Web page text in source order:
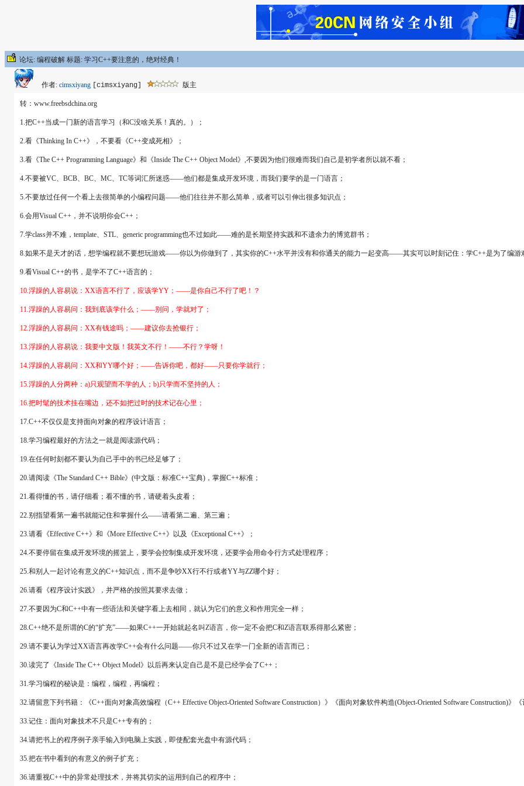
论坛: 编程破解 标题: 学习C++要注意的，绝对经典！
作者: cimsxiyang [cimsxiyang] 版主
转：www.freebsdchina.org
1.把C++当成一门新的语言学习（和C没啥关系！真的。）；
2.看《Thinking In C++》，不要看《C++变成死相》；
3.看《The C++ Programming Language》和《Inside The C++ Object Model》,不要因为他们很难而我们自己是初学者所以就不看；
4.不要被VC、BCB、BC、MC、TC等词汇所迷惑――他们都是集成开发环境，而我们要学的是一门语言；
5.不要放过任何一个看上去很简单的小编程问题――他们往往并不那么简单，或者可以引伸出很多知识点；
6.会用Visual C++，并不说明你会C++；
7.学class并不难，template、STL、generic programming也不过如此――难的是长期坚持实践和不遗余力的博览群书；
8.如果不是天才的话，想学编程就不要想玩游戏――你以为你做到了，其实你的C++水平并没有和你通关的能力一起变高――其实可以时刻记住：学C++是为了编游
9.看Visual C++的书，是学不了C++语言的；
10.浮躁的人容易说：XX语言不行了，应该学YY；――是你自己不行了吧！？
11.浮躁的人容易问：我到底该学什么；――别问，学就对了；
12.浮躁的人容易问：XX有钱途吗；――建议你去抢银行；
13.浮躁的人容易说：我要中文版！我英文不行！――不行？学呀！
14.浮躁的人容易问：XX和YY哪个好；――告诉你吧，都好――只要你学就行；
15.浮躁的人分两种：a)只观望而不学的人；b)只学而不坚持的人；
16.把时髦的技术挂在嘴边，还不如把过时的技术记在心里；
17.C++不仅仅是支持面向对象的程序设计语言；
18.学习编程最好的方法之一就是阅读源代码；
19.在任何时刻都不要认为自己手中的书已经足够了；
20.请阅读《The Standard C++ Bible》(中文版：标准C++宝典)，掌握C++标准；
21.看得懂的书，请仔细看；看不懂的书，请硬着头皮看；
22.别指望看第一遍书就能记住和掌握什么――请看第二遍、第三遍；
23.请看《Effective C++》和《More Effective C++》以及《Exceptional C++》；
24.不要停留在集成开发环境的摇篮上，要学会控制集成开发环境，还要学会用命令行方式处理程序；
25.和别人一起讨论有意义的C++知识点，而不是争吵XX行不行或者YY与ZZ哪个好；
26.请看《程序设计实践》，并严格的按照其要求去做；
27.不要因为C和C++中有一些语法和关键字看上去相同，就认为它们的意义和作用完全一样；
28.C++绝不是所谓的C的“扩充”――如果C++一开始就起名叫Z语言，你一定不会把C和Z语言联系得那么紧密；
29.请不要认为学过XX语言再改学C++会有什么问题――你只不过又在学一门全新的语言而已；
30.读完了《Inside The C++ Object Model》以后再来认定自己是不是已经学会了C++；
31.学习编程的秘诀是：编程，编程，再编程；
32.请留意下列书籍：《C++面向对象高效编程（C++ Effective Object-Oriented Software Construction）》《面向对象软件构造(Object-Oriented Software Construction)》
33.记住：面向对象技术不只是C++专有的；
34.请把书上的程序例子亲手输入到电脑上实践，即使配套光盘中有源代码；
35.把在书中看到的有意义的例子扩充；
36.请重视C++中的异常处理技术，并将其切实的运用到自己的程序中；